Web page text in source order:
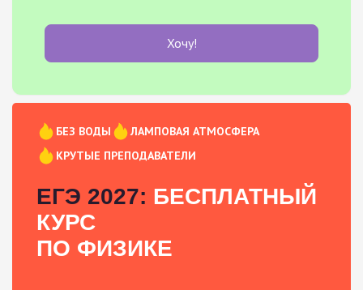
Хочу!
БЕЗ ВОДЫ
ЛАМПОВАЯ АТМОСФЕРА
КРУТЫЕ ПРЕПОДАВАТЕЛИ
ЕГЭ 2027: БЕСПЛАТНЫЙ
КУРС
ПО ФИЗИКЕ